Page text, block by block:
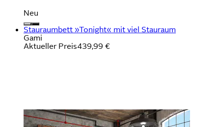
Neu
Stauraumbett »Tonight« mit viel Stauraum
Gami
Aktueller Preis439,99 €